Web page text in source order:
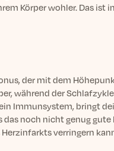
Körper wohler. Das ist
der mit dem
während der
Immunsystem, bringt
das noch nicht genug
Herzinfarkts verringern